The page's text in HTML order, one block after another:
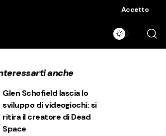
Accetto
anche
Glen Schofield lascia lo
sviluppo di videogiochi: si
ritira il creatore di Dead
Space